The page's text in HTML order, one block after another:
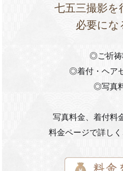
七五三撮影を
必要にな
◎ご祈祷
◎着付・ヘア
◎写真
写真料金、着付料
料金ページで詳しく